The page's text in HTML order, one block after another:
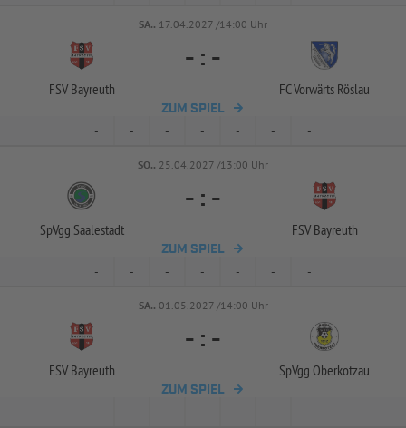
SA.. 17.04.2027 /14:00 Uhr
FSV Bayreuth
- : -
FC Vorwärts Röslau
ZUM SPIEL
- - - - - - -
SO.. 25.04.2027 /13:00 Uhr
SpVgg Saalestadt
- : -
FSV Bayreuth
ZUM SPIEL
- - - - - - -
SA.. 01.05.2027 /14:00 Uhr
FSV Bayreuth
- : -
SpVgg Oberkotzau
ZUM SPIEL
- - - - - - -